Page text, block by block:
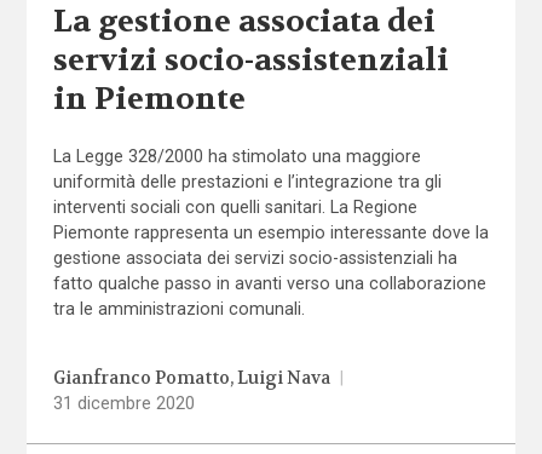
La gestione associata dei
servizi socio-assistenziali
in Piemonte
La Legge 328/2000 ha stimolato una maggiore
uniformità delle prestazioni e l’integrazione tra gli
interventi sociali con quelli sanitari. La Regione
Piemonte rappresenta un esempio interessante dove la
gestione associata dei servizi socio-assistenziali ha
fatto qualche passo in avanti verso una collaborazione
tra le amministrazioni comunali.
Gianfranco Pomatto Luigi Nava
31 dicembre 2020